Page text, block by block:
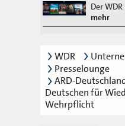
Der
mehr
WDR
Presselounge
ARD-
Deutschen für
Wehrpflicht